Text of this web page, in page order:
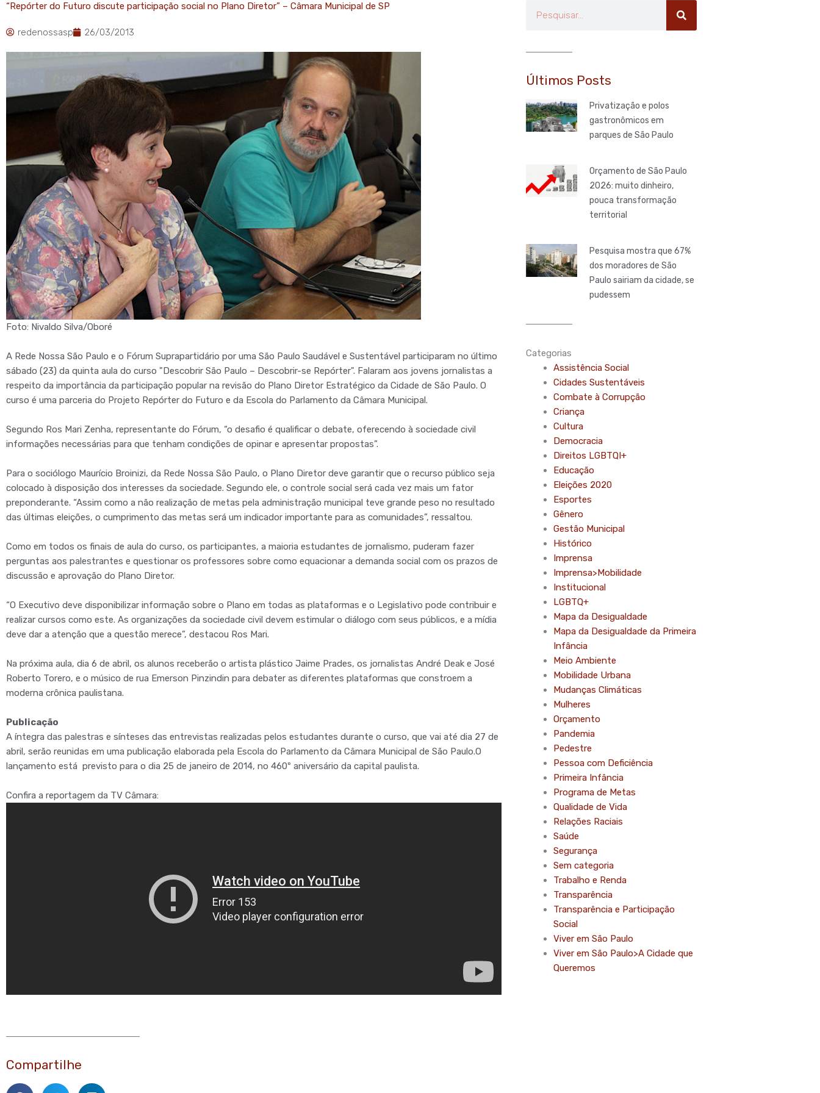
“Repórter do Futuro discute participação social no Plano Diretor” – Câmara Municipal de SP
redenossasp 26/03/2013
Foto: Nivaldo Silva/Oboré
A Rede Nossa São Paulo e o Fórum Suprapartidário por uma São Paulo Saudável e Sustentável participaram no último
sábado (23) da quinta aula do curso "Descobrir São Paulo – Descobrir-se Repórter". Falaram aos jovens jornalistas a
respeito da importância da participação popular na revisão do Plano Diretor Estratégico da Cidade de São Paulo. O
curso é uma parceria do Projeto Repórter do Futuro e da Escola do Parlamento da Câmara Municipal.
Segundo Ros Mari Zenha, representante do Fórum, “o desafio é qualificar o debate, oferecendo à sociedade civil
informações necessárias para que tenham condições de opinar e apresentar propostas”.
Para o sociólogo Maurício Broinizi, da Rede Nossa São Paulo, o Plano Diretor deve garantir que o recurso público seja
colocado à disposição dos interesses da sociedade. Segundo ele, o controle social será cada vez mais um fator
preponderante. “Assim como a não realização de metas pela administração municipal teve grande peso no resultado
das últimas eleições, o cumprimento das metas será um indicador importante para as comunidades”, ressaltou.
Como em todos os finais de aula do curso, os participantes, a maioria estudantes de jornalismo, puderam fazer
perguntas aos palestrantes e questionar os professores sobre como equacionar a demanda social com os prazos de
discussão e aprovação do Plano Diretor.
“O Executivo deve disponibilizar informação sobre o Plano em todas as plataformas e o Legislativo pode contribuir e
realizar cursos como este. As organizações da sociedade civil devem estimular o diálogo com seus públicos, e a mídia
deve dar a atenção que a questão merece”, destacou Ros Mari.
Na próxima aula, dia 6 de abril, os alunos receberão o artista plástico Jaime Prades, os jornalistas André Deak e José
Roberto Torero, e o músico de rua Emerson Pinzindin para debater as diferentes plataformas que constroem a
moderna crônica paulistana.
Publicação
A íntegra das palestras e sínteses das entrevistas realizadas pelos estudantes durante o curso, que vai até dia 27 de
abril, serão reunidas em uma publicação elaborada pela Escola do Parlamento da Câmara Municipal de São Paulo.O
lançamento está previsto para o dia 25 de janeiro de 2014, no 460º aniversário da capital paulista.
Confira a reportagem da TV Câmara:
Compartilhe
Últimos Posts
Privatização e polos
gastronômicos em
parques de São Paulo
Orçamento de São Paulo
2026: muito dinheiro,
pouca transformação
territorial
Pesquisa mostra que 67%
dos moradores de São
Paulo sairiam da cidade, se
pudessem
Categorias
Assistência Social
Cidades Sustentáveis
Combate à Corrupção
Criança
Cultura
Democracia
Direitos LGBTQI+
Educação
Eleições 2020
Esportes
Gênero
Gestão Municipal
Histórico
Imprensa
Imprensa>Mobilidade
Institucional
LGBTQ+
Mapa da Desigualdade
Mapa da Desigualdade da Primeira
Infância
Meio Ambiente
Mobilidade Urbana
Mudanças Climáticas
Mulheres
Orçamento
Pandemia
Pedestre
Pessoa com Deficiência
Primeira Infância
Programa de Metas
Qualidade de Vida
Relações Raciais
Saúde
Segurança
Sem categoria
Trabalho e Renda
Transparência
Transparência e Participação
Social
Viver em São Paulo
Viver em São Paulo>A Cidade que
Queremos